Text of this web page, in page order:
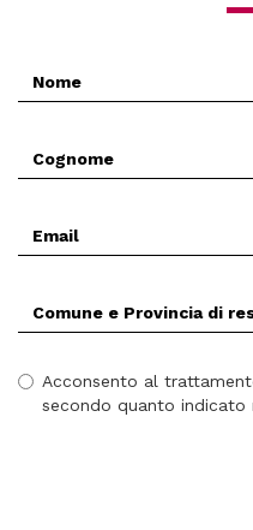
Nome
*
Cognome
*
Email
*
Comune
(Prov.)
residenza
Acconsento al
secondo quanto indicato